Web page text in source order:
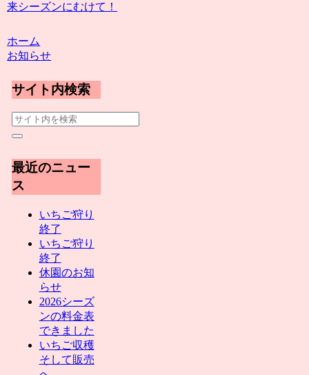
来シーズンにむけて！
ホーム
お知らせ
サイト内検索
最近のニュー
ス
いちご狩り
終了
いちご狩り
終了
休園のお知
らせ
2026シーズ
ンの料金表
できました
いちご収穫
そして販売